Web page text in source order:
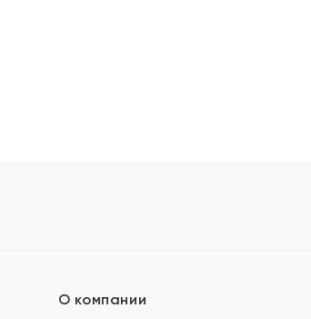
О компании